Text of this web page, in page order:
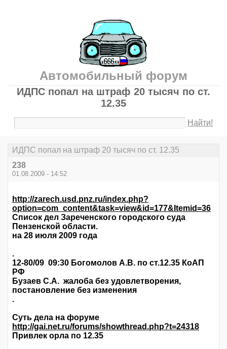
Автомобильный форум
ИДПС попал на штраф 20 тысяч по ст.
12.35
Найти!
ИДПС попал на штраф 20 тысяч по ст. 12.35
238
01.08.2009 - 14:52
http://zarech.usd.pnz.ru/index.php?
option=com_content&task=view&id=177&Itemid=36
Список дел Зареченского городского суда
Пензенской области.
на 28 июля 2009 года
.
12-80/09 09:30 Богомолов А.В. по ст.12.35 КоАП
РФ
Бузаев С.А. жалоба без удовлетворения,
постановление без изменения
.
Суть дела на форуме
http://gai.net.ru/forums/showthread.php?t=24318
Привлек орла по 12.35